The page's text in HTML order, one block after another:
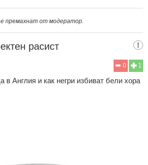
премахнат от модератор.
расист
1
0
в Англия и как негри избиват бели хора